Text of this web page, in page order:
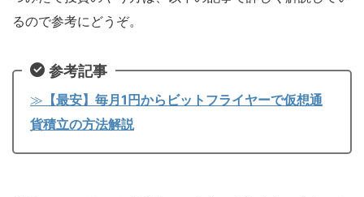
るので参考にどうぞ。
参考記事
≫ 【最安】毎月1円からビットフライヤーで仮想通
貨積立の方法解説